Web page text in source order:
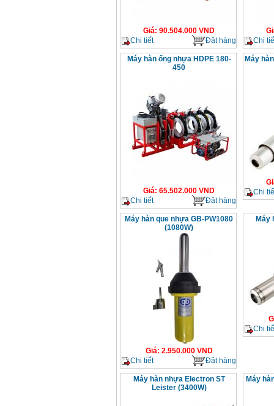
Giá: 90.504.000 VND
Chi tiết
Đặt hàng
Chi
Máy hàn ống nhựa HDPE 180-
450
Giá: 65.502.000 VND
Chi tiết
Đặt hàng
Máy
Chi
Máy hàn que nhựa GB-PW1080
(1080W)
Giá: 2.950.000VND
Chi tiết
Đặt hàng
Máy
Chi
Máy hàn nhựa Electron ST
Leister (3400W)
Máy